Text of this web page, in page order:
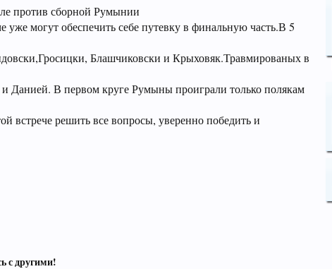
против сборной Румынии
могут обеспечить себе путевку в финальную часть.В 5
Блашчиковски и Крыховяк.Травмированых в
Данией. В первом круге Румыны проиграли только полякам
встрече решить все вопросы, уверенно победить и
с другими!